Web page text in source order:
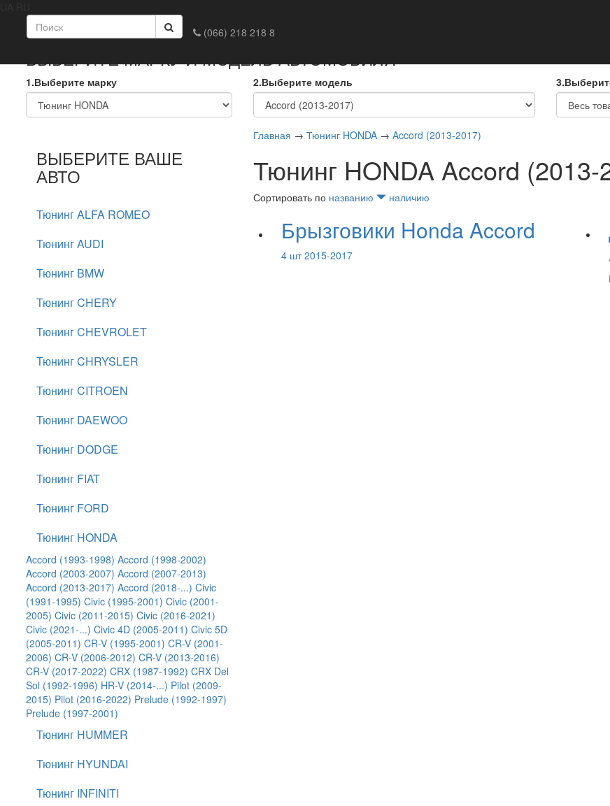
(066) 218 218 8
Главная Обмен и возврат
ВЫБЕРИТЕ МАРКУ И МОДЕЛЬ АВТОМОБИЛЯ
1.Выберите марку 2.Выберите модель
ВЫБЕРИТЕ ВАШЕ
АВТО
Тюнинг ALFA ROMEO
Тюнинг AUDI
Тюнинг BMW
Тюнинг CHERY
Тюнинг CHEVROLET
Тюнинг CHRYSLER
Тюнинг CITROEN
Тюнинг DAEWOO
Тюнинг DODGE
Тюнинг FIAT
Тюнинг FORD
Тюнинг HONDA
Accord (1993-1998) Accord (1998-2002)
Accord (2003-2007) Accord (2007-2013)
Accord (2013-2017) Accord (2018-...) Civic
(1991-1995) Civic (1995-2001) Civic (2001-
2005) Civic (2011-2015) Civic (2016-2021)
Civic (2021-...) Civic 4D (2005-2011) Civic 5D
(2005-2011) CR-V (1995-2001) CR-V (2001-
2006) CR-V (2006-2012) CR-V (2013-2016)
CR-V (2017-2022) CRX (1987-1992) CRX Del
Sol (1992-1996) HR-V (2014-...) Pilot (2009-
2015) Pilot (2016-2022) Prelude (1992-1997)
Prelude (1997-2001)
Тюнинг HUMMER
Тюнинг HYUNDAI
Тюнинг INFINITI
Главная → Тюнинг HONDA → Accord (2013-2017)
Тюнинг HONDA Accord (2013-
Сортировать по названию наличию
Брызговики Honda Accord
4 шт 2015-2017